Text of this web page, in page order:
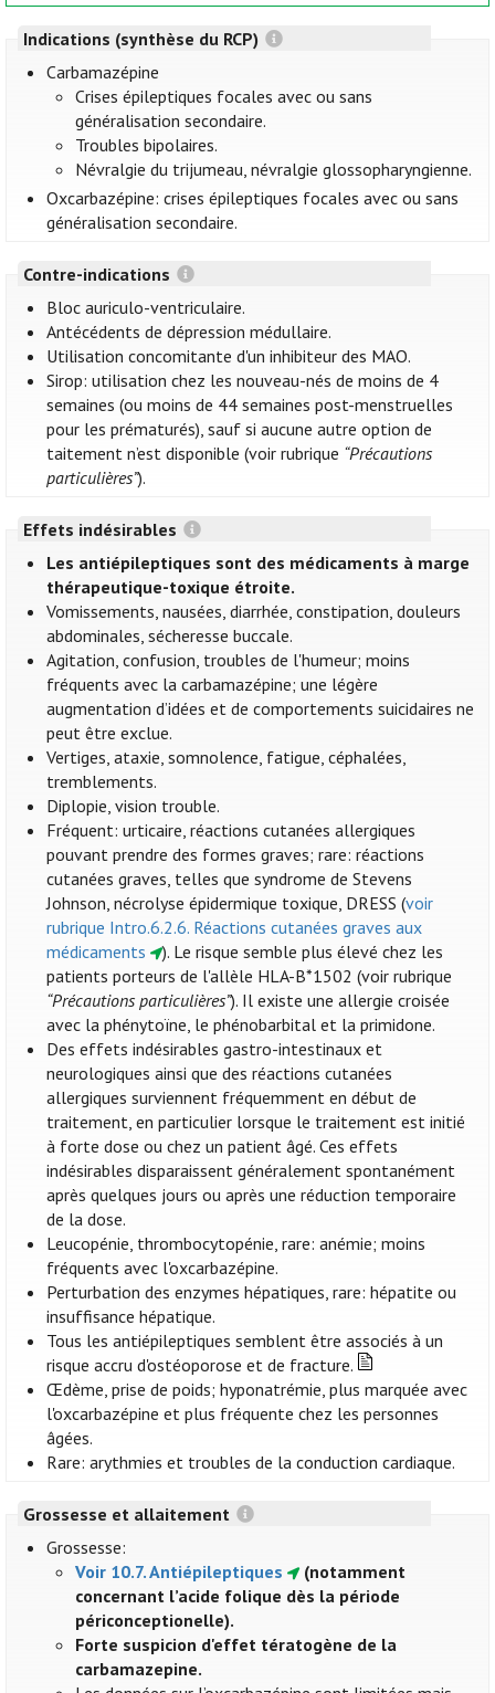
Indications (synthèse du RCP)
Carbamazépine
Crises épileptiques focales avec ou sans
généralisation secondaire.
Troubles bipolaires.
Névralgie du trijumeau, névralgie glossopharyngienne.
Oxcarbazépine: crises épileptiques focales avec ou sans
généralisation secondaire.
Contre-indications
Bloc auriculo-ventriculaire.
Antécédents de dépression médullaire.
Utilisation concomitante d'un inhibiteur des MAO.
Sirop: utilisation chez les nouveau-nés de moins de 4
semaines (ou moins de 44 semaines post-menstruelles
pour les prématurés), sauf si aucune autre option de
taitement n’est disponible (voir rubrique “Précautions
particulières”).
Effets indésirables
Les antiépileptiques sont des médicaments à marge
thérapeutique-toxique étroite.
Vomissements, nausées, diarrhée, constipation, douleurs
abdominales, sécheresse buccale.
Agitation, confusion, troubles de l'humeur; moins
fréquents avec la carbamazépine; une légère
augmentation d’idées et de comportements suicidaires ne
peut être exclue.
Vertiges, ataxie, somnolence, fatigue, céphalées,
tremblements.
Diplopie, vision trouble.
Fréquent: urticaire, réactions cutanées allergiques
pouvant prendre des formes graves; rare: réactions
cutanées graves, telles que syndrome de Stevens
Johnson, nécrolyse épidermique toxique, DRESS (voir
rubrique Intro.6.2.6. Réactions cutanées graves aux
médicaments
). Le risque semble plus élevé chez les
patients porteurs de l'allèle HLA-B*1502 (voir rubrique
“Précautions particulières”). Il existe une allergie croisée
avec la phénytoïne, le phénobarbital et la primidone.
Des effets indésirables gastro-intestinaux et
neurologiques ainsi que des réactions cutanées
allergiques surviennent fréquemment en début de
traitement, en particulier lorsque le traitement est initié
à forte dose ou chez un patient âgé. Ces effets
indésirables disparaissent généralement spontanément
après quelques jours ou après une réduction temporaire
de la dose.
Leucopénie, thrombocytopénie, rare: anémie; moins
fréquents avec l'oxcarbazépine.
Perturbation des enzymes hépatiques, rare: hépatite ou
insuffisance hépatique.
Tous les antiépileptiques semblent être associés à un
risque accru d'ostéoporose et de fracture.
Œdème, prise de poids; hyponatrémie, plus marquée avec
l'oxcarbazépine et plus fréquente chez les personnes
âgées.
Rare: arythmies et troubles de la conduction cardiaque.
Grossesse et allaitement
Grossesse:
Voir 10.7. Antiépileptiques
(notamment
concernant l’acide folique dès la période
périconceptionelle).
Forte suspicion d'effet tératogène de la
carbamazepine.